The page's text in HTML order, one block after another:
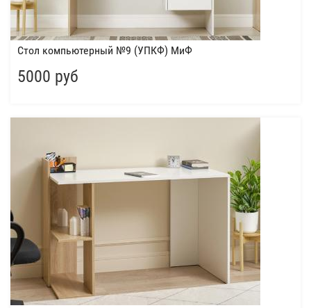
Стол компьютерный №9 (УПКФ) МиФ
5000 руб